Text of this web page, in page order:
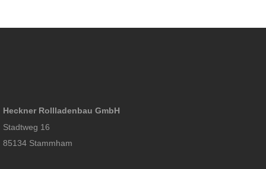
Heckner Rollladenbau GmbH
Stadtweg 16
85134 Stammham